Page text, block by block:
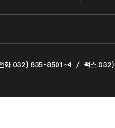
교수회
국제교
화:032) 835-8501~4 / 팩스